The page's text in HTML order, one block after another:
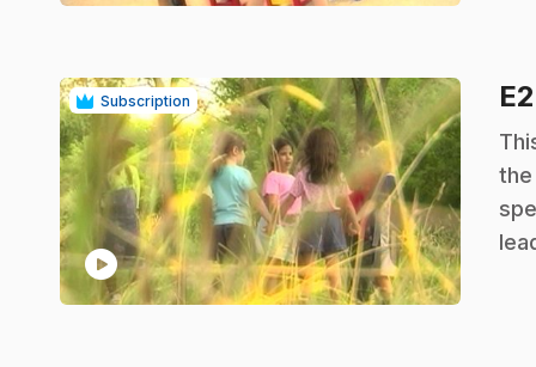
Subscription
play_circle
E2
.